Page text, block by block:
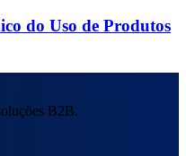
do Uso de Produtos
B2B.